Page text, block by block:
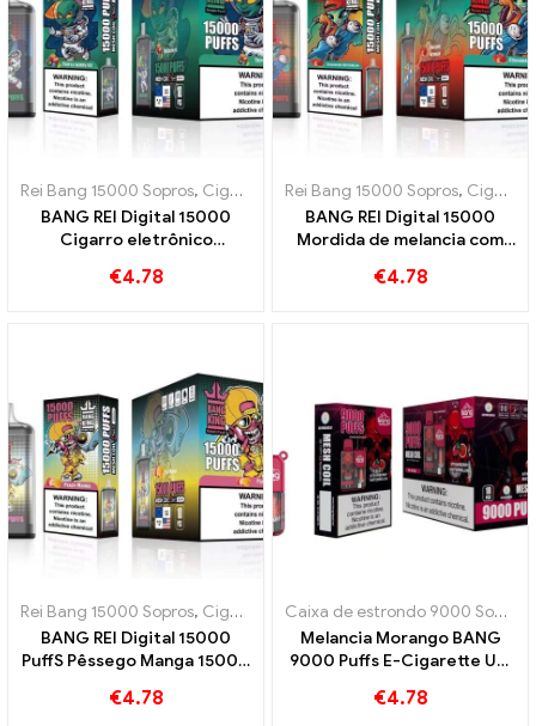
Rei Bang 15000 Sopros, Cigarros eletrônicos descartáveis ​​Suécia
BANG REI Digital 15000
Cigarro eletrônico
aproveitar 15000 Trens
€4.78
Rei Bang 15000 Sopros, Cigarros eletrônicos descartáveis ​​Suécia
BANG REI Digital 15000
Mordida de melancia com
cigarro eletrônico
€4.78
Rei Bang 15000 Sopros, Cigarros eletrônicos descartáveis ​​Suécia
BANG REI Digital 15000
PuffS Pêssego Manga 15000
descartáveis ​​para diversão
€4.78
Caixa de estrondo 9000 Sopro
Melancia Morango BANG
9000 Puffs E-Cigarette Um
€4.78